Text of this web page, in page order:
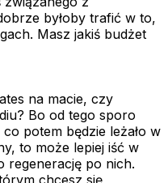
byłoby trafić w to,
Masz jakiś budżet
na macie, czy
Bo od tego sporo
potem będzie leżało w
to może lepiej iść w
regenerację po nich.
chcesz się